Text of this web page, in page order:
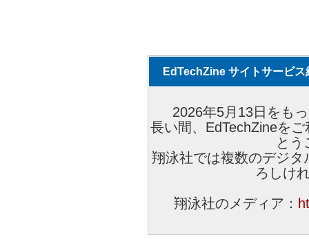
EdTechZine サイトサービス
2026年5月13日をも
長い間、EdTechZineを
とう
翔泳社では複数のデジ
ろしけ
翔泳社のメディア：